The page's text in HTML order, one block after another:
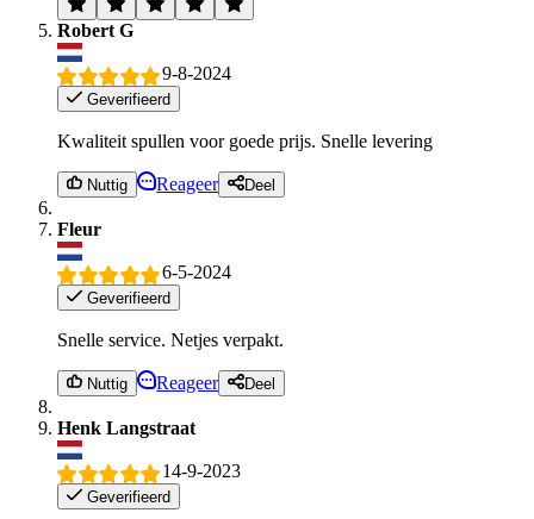
Robert G
9-8-2024
Geverifieerd
Kwaliteit spullen voor goede prijs. Snelle levering
Nuttig Reageer Deel
Fleur
6-5-2024
Geverifieerd
Snelle service. Netjes verpakt.
Nuttig Reageer Deel
Henk Langstraat
14-9-2023
Geverifieerd